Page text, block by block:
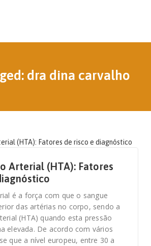
dra dina carvalho
Arterial (HTA): Fatores
é a força com que o sangue
das artérias no corpo, sendo a
(HTA) quando esta pressão
elevada. De acordo com vários
que a nível europeu, entre 30 a